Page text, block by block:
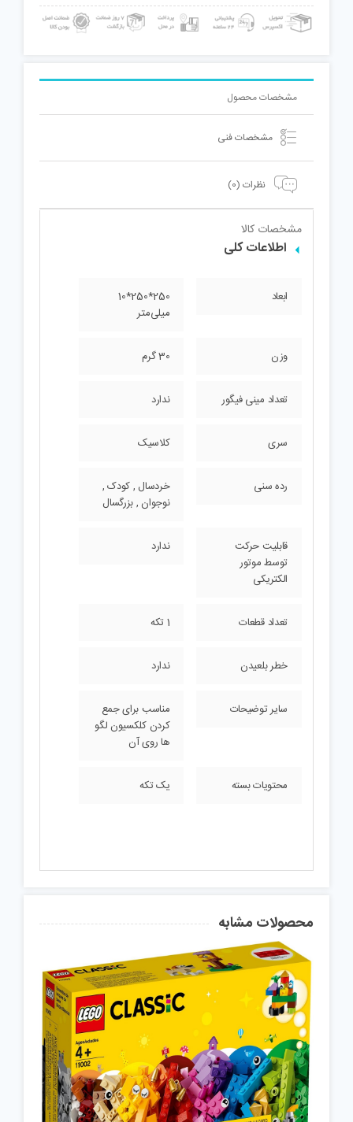
مشخصات محصول
مشخصات فنی
نظرات (0)
مشخصات کالا
اطلاعات کلی
ابعاد
250*250*10
میلی‌متر
وزن 30 گرم
تعداد مینی فیگور ندارد
سری کلاسیک
رده سنی
خردسال , کودک ,
نوجوان , بزرگسال
قابلیت حرکت
توسط موتور
الکتریکی
ندارد
تعداد قطعات 1 تکه
خطر بلعیدن ندارد
سایر توضیحات
مناسب برای جمع
کردن کلکسیون لگو
ها روی آن
محتویات بسته یک تکه
محصولات مشابه